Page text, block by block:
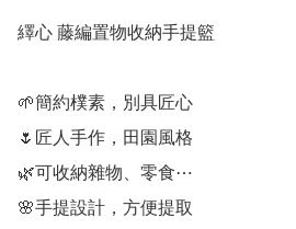
繹心 藤編置物收納手提籃
🌱簡約樸素，別具匠心
🌷匠人手作，田園風格
🌿可收納雜物、零食⋯
🌸手提設計，方便提取